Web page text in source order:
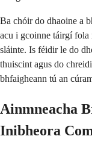
Ba chóir do dhaoine a
acu i gcoinne táirgí fola
sláinte. Is féidir le do
thuiscint agus do
bhfaigheann tú an
Ainmneacha
Inibheora